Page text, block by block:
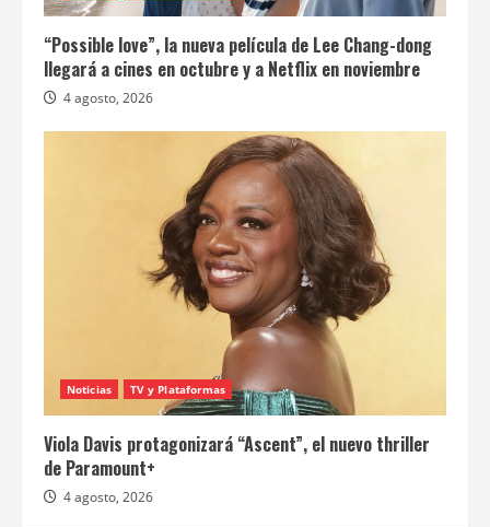
“Possible love”, la nueva película de Lee Chang-dong
llegará a cines en octubre y a Netflix en noviembre
4 agosto, 2026
Noticias TV y Plataformas
Viola Davis protagonizará “Ascent”, el nuevo thriller
de Paramount+
4 agosto, 2026